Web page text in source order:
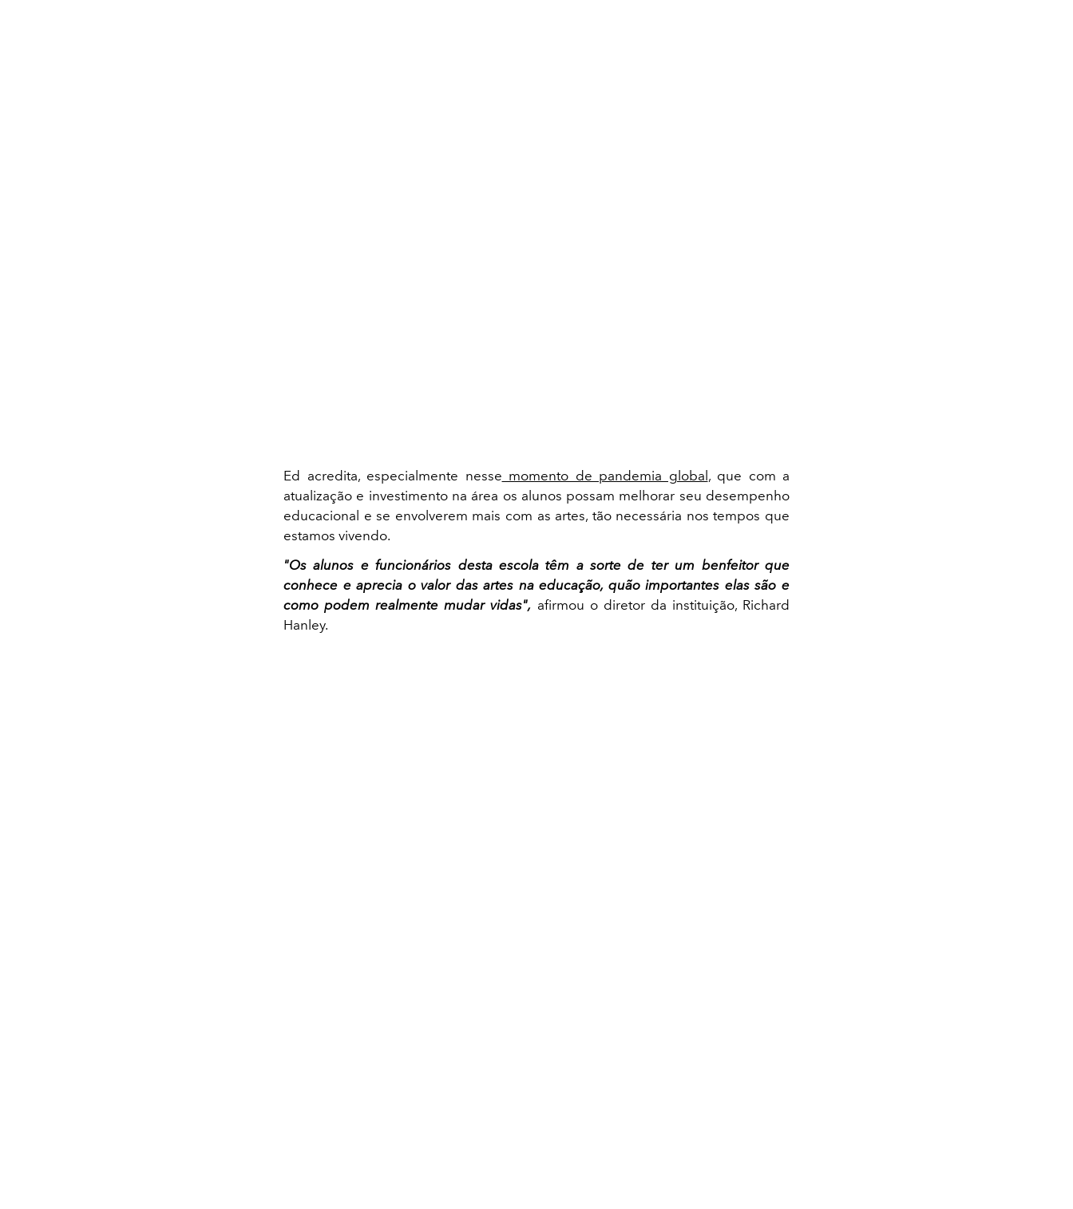
Ed acredita, especialmente nesse momento de pandemia global , que com a
atualização e investimento na área os alunos possam melhorar seu desempenho
educacional e se envolverem mais com as artes, tão necessária nos tempos que
estamos vivendo.
"Os alunos e funcionários desta escola têm a sorte de ter um benfeitor que
conhece e aprecia o valor das artes na educação, quão importantes elas são e
como podem realmente mudar vidas", afirmou o diretor da instituição, Richard
Hanley.